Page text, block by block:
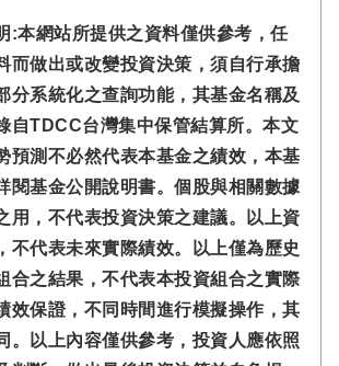
:本網站所提供之資料僅供參考，任
而做出或改變投資決策，須自行承擔
分系統化之查詢功能，其基金名稱及
自TDCC台灣集中保管結算所。本文
預測不必然代表本基金之績效，本基
閱基金公開說明書。個股與相關數據
用，不代表投資決策之建議。以上資
不代表未來實際績效。以上僅為歷史
合之結果，不代表本投資組合之實際
效保證，不同時間進行模擬操作，其
。以上內容僅供參考，投資人應依照